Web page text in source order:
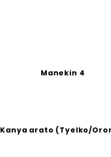
Manekin 4
Kanya arato (Tyelko/